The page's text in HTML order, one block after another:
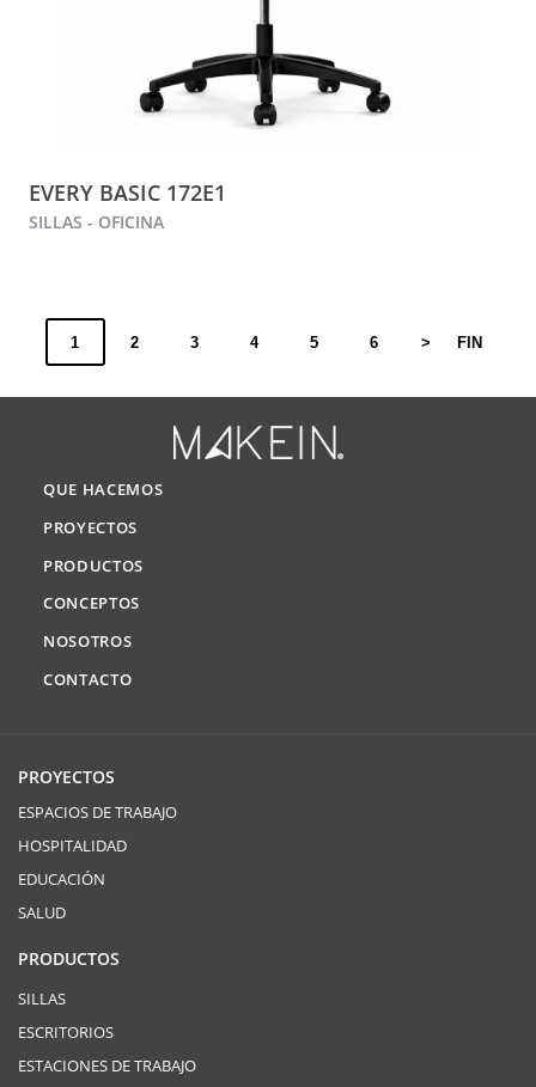
EVERY BASIC 172E1
SILLAS - OFICINA
1 2 3 4 5 6 > FIN
QUE HACEMOS
PROYECTOS
PRODUCTOS
CONCEPTOS
NOSOTROS
CONTACTO
PROYECTOS
ESPACIOS DE TRABAJO
HOSPITALIDAD
EDUCACIÓN
SALUD
PRODUCTOS
SILLAS
ESCRITORIOS
ESTACIONES DE TRABAJO